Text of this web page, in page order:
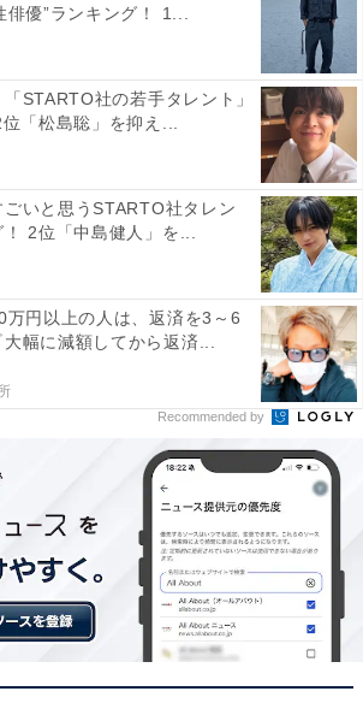
中甘泉堂）／63票
村中甘泉堂の「羽二重餅」でした。
織物産業が盛んで、特に上質な絹織
名でした。このなめらかな肌触りと優
で表現したのが「羽二重餅」です。き
糖を練り上げ、ふっくらと蒸し上げる
薄くなめらかで、口の中でとろける
生まれます。個包装で配りやすく、
れる福井を代表する銘菓です。
の銘菓で素朴でおいしい餅菓子、ち
間につまむのにちょうど良いから」
）、「昔から福井といえば羽二重餅
優”ランキング！ 1...
STARTO社の若手タレント」
「松島聡」を抑え...
ごいと思うSTARTO社タレン
！ 2位「中島健人」を...
万円以上の人は、返済を3～6
幅に減額してから返済...
Recommended by